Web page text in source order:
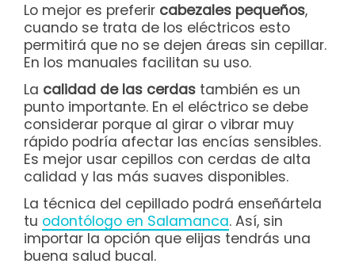
Lo mejor es preferir cabezales pequeños,
cuando se trata de los eléctricos esto
permitirá que no se dejen áreas sin cepillar.
En los manuales facilitan su uso.
La calidad de las cerdas también es un
punto importante. En el eléctrico se debe
considerar porque al girar o vibrar muy
rápido podría afectar las encías sensibles.
Es mejor usar cepillos con cerdas de alta
calidad y las más suaves disponibles.
La técnica del cepillado podrá enseñártela
tu odontólogo en Salamanca. Así, sin
importar la opción que elijas tendrás una
buena salud bucal.